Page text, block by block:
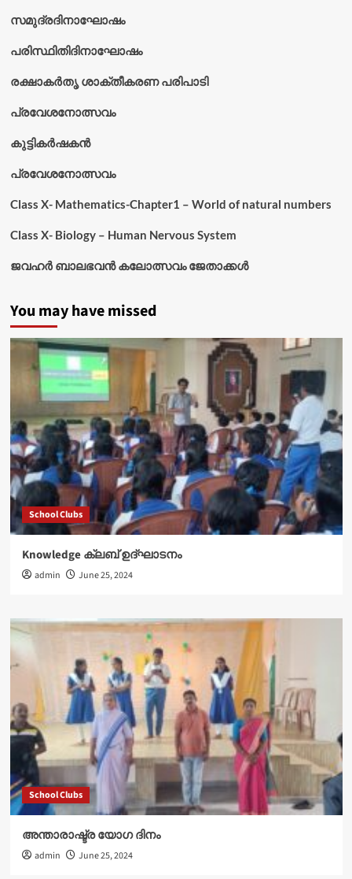
സമുദ്രദിനാഘോഷം
പരിസ്ഥിതിദിനാഘോഷം
രക്ഷാകർതൃ ശാക്തീകരണ പരിപാടി
പ്രവേശനോത്സവം
കുട്ടികര്‍ഷകന്‍
പ്രവേശനോത്സവം
Class X- Mathematics-Chapter1 – World of natural numbers
Class X- Biology – Human Nervous System
ജവഹർ ബാലഭവൻ കലോത്സവം ജേതാക്കൾ
You may have missed
School Clubs
Knowledge ക്ലബ് ഉദ്‌ഘാടനം
admin June 25, 2024
School Clubs
അന്താരാഷ്ട്ര യോഗ ദിനം
admin June 25, 2024